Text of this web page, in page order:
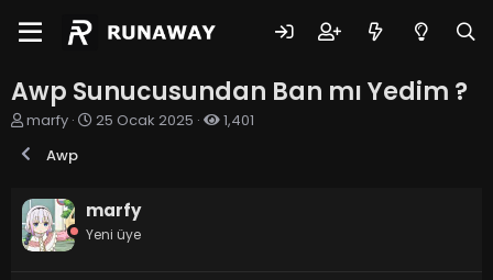
Awp Sunucusundan Ban mı Yedim ?
K
n
y
u
b
a
marfy
B
n
g
25 Ocak 2025
1,401
Awp
marfy
Yeni üye